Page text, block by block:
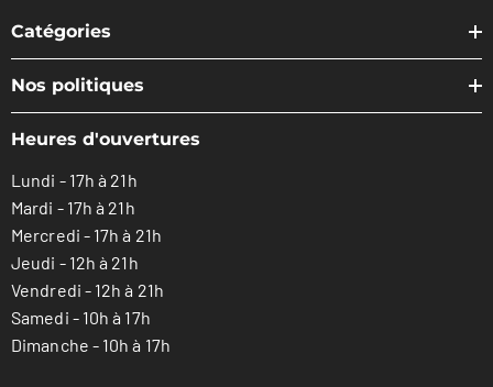
Catégories
Nos politiques
Heures d'ouvertures
Lundi - 17h à 21h
Mardi - 17h à 21h
Mercredi - 17h à 21h
Jeudi - 12h à 21h
Vendredi - 12h à 21h
Samedi - 10h à 17h
Dimanche - 10h à 17h